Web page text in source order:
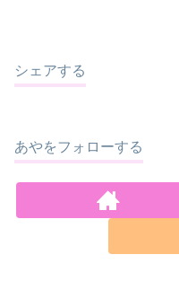
シェアする
あやをフォローする